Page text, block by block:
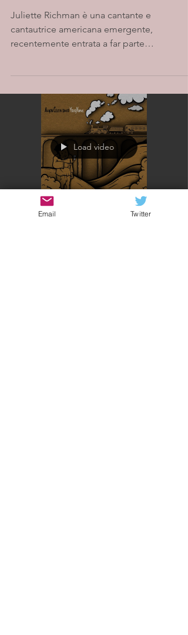
Juliette Richman è una cantante e
cantautrice americana emergente,
recentemente entrata a far parte
Load video
Email Twitter